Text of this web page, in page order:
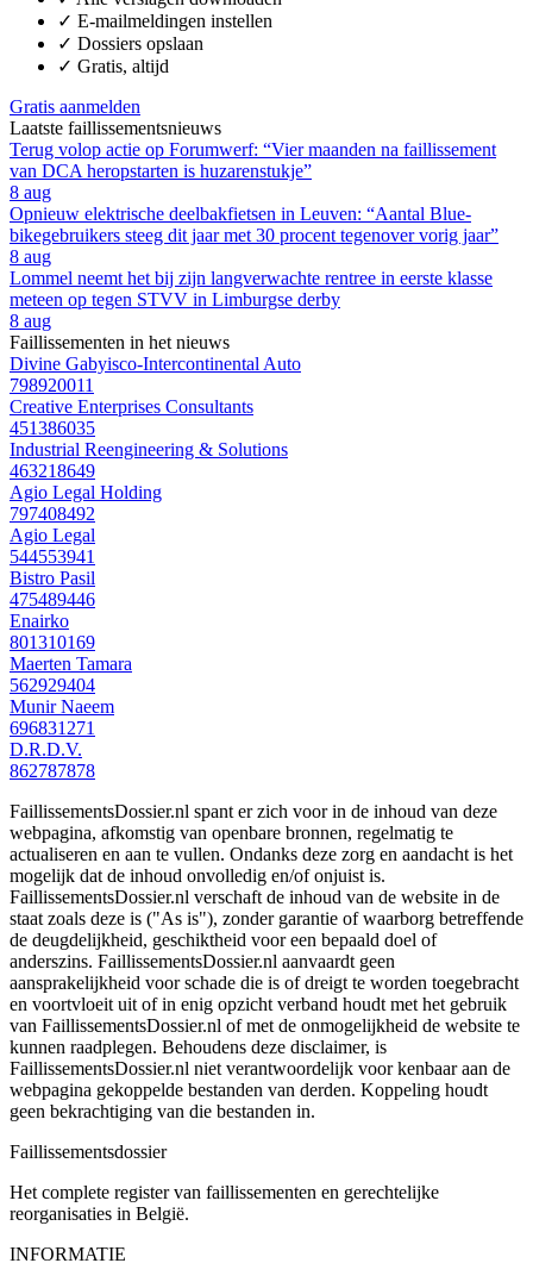
✓ E-mailmeldingen instellen
✓ Dossiers opslaan
✓ Gratis, altijd
Gratis aanmelden
Laatste faillissementsnieuws
Terug volop actie op Forumwerf: “Vier maanden na faillissement
van DCA heropstarten is huzarenstukje”
8 aug
Opnieuw elektrische deelbakfietsen in Leuven: “Aantal Blue-
bikegebruikers steeg dit jaar met 30 procent tegenover vorig jaar”
8 aug
Lommel neemt het bij zijn langverwachte rentree in eerste klasse
meteen op tegen STVV in Limburgse derby
8 aug
Faillissementen in het nieuws
Divine Gabyisco-Intercontinental Auto
798920011
Creative Enterprises Consultants
451386035
Industrial Reengineering & Solutions
463218649
Agio Legal Holding
797408492
Agio Legal
544553941
Bistro Pasil
475489446
Enairko
801310169
Maerten Tamara
562929404
Munir Naeem
696831271
D.R.D.V.
862787878
FaillissementsDossier.nl spant er zich voor in de inhoud van deze
webpagina, afkomstig van openbare bronnen, regelmatig te
actualiseren en aan te vullen. Ondanks deze zorg en aandacht is het
mogelijk dat de inhoud onvolledig en/of onjuist is.
FaillissementsDossier.nl verschaft de inhoud van de website in de
staat zoals deze is ("As is"), zonder garantie of waarborg betreffende
de deugdelijkheid, geschiktheid voor een bepaald doel of
anderszins. FaillissementsDossier.nl aanvaardt geen
aansprakelijkheid voor schade die is of dreigt te worden toegebracht
en voortvloeit uit of in enig opzicht verband houdt met het gebruik
van FaillissementsDossier.nl of met de onmogelijkheid de website te
kunnen raadplegen. Behoudens deze disclaimer, is
FaillissementsDossier.nl niet verantwoordelijk voor kenbaar aan de
webpagina gekoppelde bestanden van derden. Koppeling houdt
geen bekrachtiging van die bestanden in.
Faillissementsdossier
Het complete register van faillissementen en gerechtelijke
reorganisaties in België.
INFORMATIE